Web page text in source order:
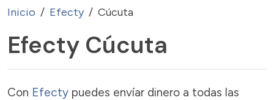
Inicio Efecty Cúcuta
Efecty Cúcuta
Con Efecty puedes envíar dinero a todas las